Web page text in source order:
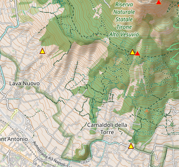
(W/M/O) Coda
(0/ / )
(0/ / )
(0/ / )
(0/ / )
(0/ / ) 19 s